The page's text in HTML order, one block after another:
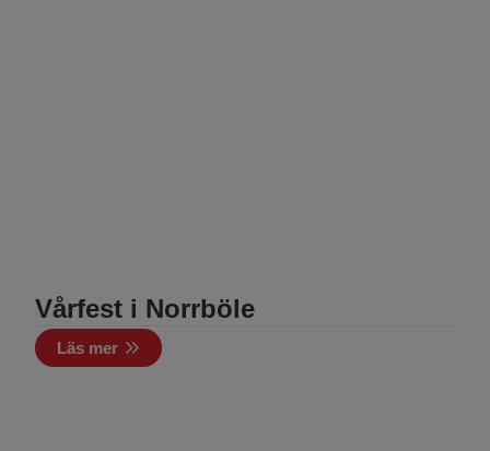
Vårfest i Norrböle
Läs mer